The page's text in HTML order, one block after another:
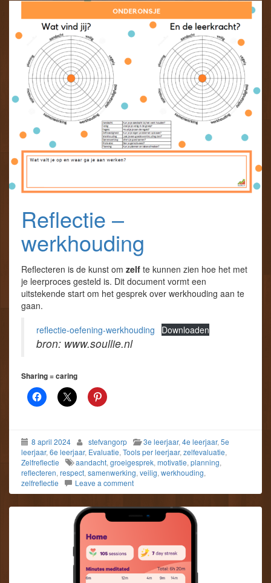
Reflectie –
werkhouding
Reflecteren is de kunst om zelf te kunnen zien hoe het met
je leerproces gesteld is. Dit document vormt een
uitstekende start om het gesprek over werkhouding aan te
gaan.
reflectie-oefening-werkhouding
Downloaden
bron: www.soullie.nl
Sharing = caring
8 april 2024 stefvangorp 3e leerjaar, 4e leerjaar, 5e
leerjaar, 6e leerjaar, Evaluatie, Tools per leerjaar, zelfevaluatie,
Zelfreflectie
aandacht, groeigesprek, motivatie, planning,
reflecteren, respect, samenwerking, veilig, werkhouding,
zelfreflectie
Leave a comment